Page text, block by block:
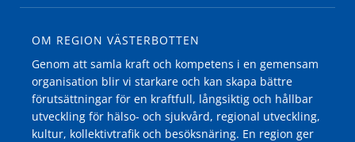
OM REGION VÄSTERBOTTEN
Genom att samla kraft och kompetens i en gemensam
organisation blir vi starkare och kan skapa bättre
förutsättningar för en kraftfull, långsiktig och hållbar
utveckling för hälso- och sjukvård, regional utveckling,
kultur, kollektivtrafik och besöksnäring. En region ger